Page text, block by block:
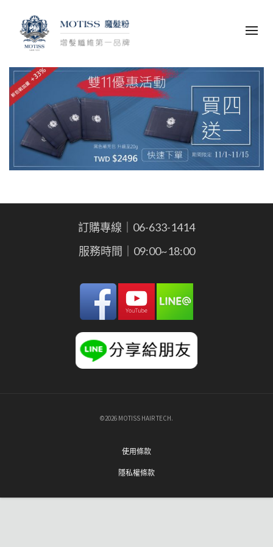
訂購專線｜06-633-1414
服務時間｜09:00~18:00
©2026 MOTISS HAIR TECH.
使用條款
隱私權條款